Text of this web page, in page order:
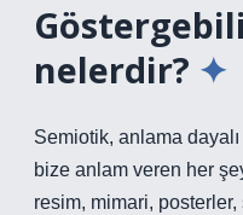
nelerdir?
Semiotik, anlama
bize anlam veren her
resim, mimari,